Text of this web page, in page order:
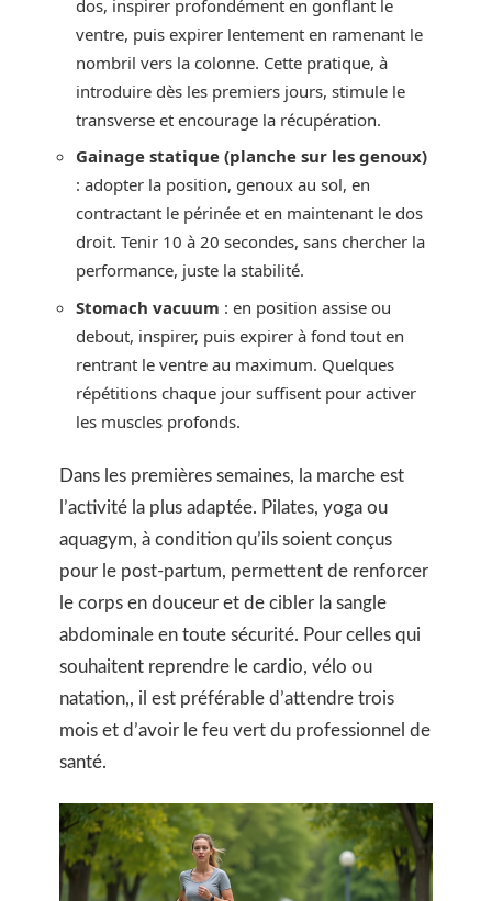
dos, inspirer profondément en gonflant le
ventre, puis expirer lentement en ramenant le
nombril vers la colonne. Cette pratique, à
introduire dès les premiers jours, stimule le
transverse et encourage la récupération.
Gainage statique (planche sur les genoux)
: adopter la position, genoux au sol, en
contractant le périnée et en maintenant le dos
droit. Tenir 10 à 20 secondes, sans chercher la
performance, juste la stabilité.
Stomach vacuum : en position assise ou
debout, inspirer, puis expirer à fond tout en
rentrant le ventre au maximum. Quelques
répétitions chaque jour suffisent pour activer
les muscles profonds.
Dans les premières semaines, la marche est
l’activité la plus adaptée. Pilates, yoga ou
aquagym, à condition qu’ils soient conçus
pour le post-partum, permettent de renforcer
le corps en douceur et de cibler la sangle
abdominale en toute sécurité. Pour celles qui
souhaitent reprendre le cardio, vélo ou
natation,, il est préférable d’attendre trois
mois et d’avoir le feu vert du professionnel de
santé.